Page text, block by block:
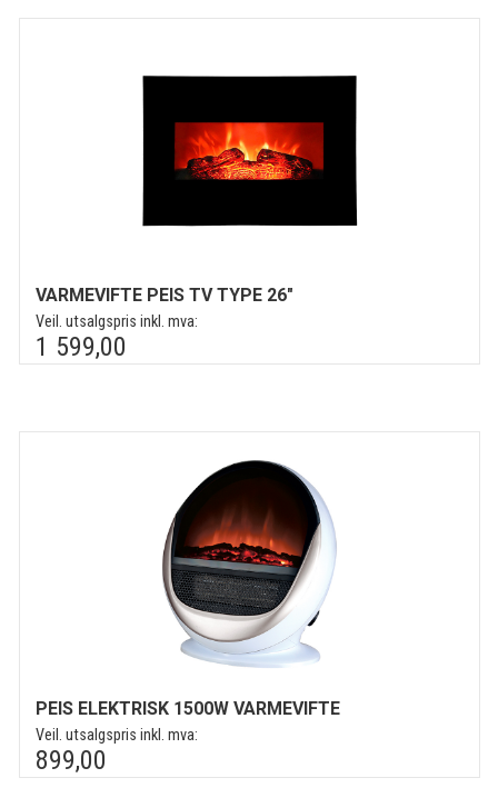
VARMEVIFTE PEIS TV TYPE 26"
Veil. utsalgspris inkl. mva:
1 599,00
PEIS ELEKTRISK 1500W VARMEVIFTE
Veil. utsalgspris inkl. mva:
899,00